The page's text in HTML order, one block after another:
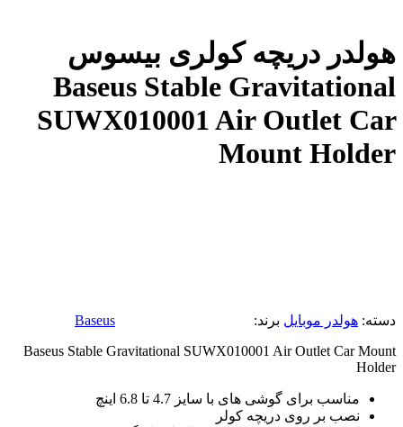
هولدر دریچه کولری بیسوس
Baseus Stable Gravitational
SUWX010001 Air Outlet Car
Mount Holder
دسته: هولدر موبایل برند:
Baseus
Baseus Stable Gravitational SUWX010001 Air Outlet Car Mount
Holder
مناسب برای گوشی های با سایز 4.7 تا 6.8 اینچ
نصب بر روی دریچه کولر